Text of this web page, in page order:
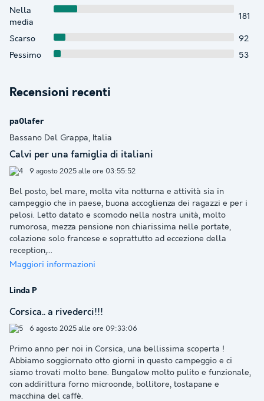
Nella
media
181
Scarso
92
Pessimo
53
Recensioni recenti
pa0lafer
Bassano Del Grappa, Italia
Calvi per una famiglia di italiani
9 agosto 2025 alle ore 03:55:52
Bel posto, bel mare, molta vita notturna e attività sia in
campeggio che in paese, buona accoglienza dei ragazzi e per i
pelosi. Letto datato e scomodo nella nostra unità, molto
rumorosa, mezza pensione non chiarissima nelle portate,
colazione solo francese e soprattutto ad eccezione della
reception,...
Maggiori informazioni
Linda P
Corsica.. a rivederci!!!
6 agosto 2025 alle ore 09:33:06
Primo anno per noi in Corsica, una bellissima scoperta !
Abbiamo soggiornato otto giorni in questo campeggio e ci
siamo trovati molto bene. Bungalow molto pulito e funzionale,
con addirittura forno microonde, bollitore, tostapane e
macchina del caffè.